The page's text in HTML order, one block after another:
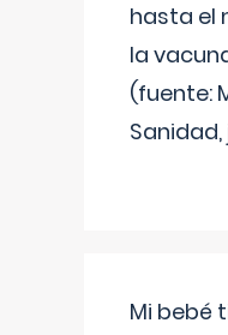
hasta el
la
(fuente:
Sanidad,
Mi bebé